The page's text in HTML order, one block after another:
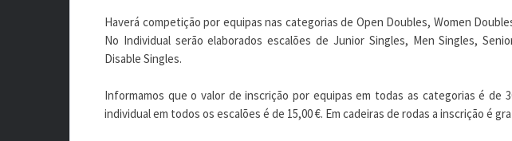
Haverá competição por equipas nas categorias de Open Doubles, Women
No Individual serão elaborados escalões de Junior Singles, Men Singles,
Disable Singles.
Informamos que o valor de inscrição por equipas em todas as categorias é de
individual em todos os escalões é de 15,00 €. Em cadeiras de rodas a inscrição é